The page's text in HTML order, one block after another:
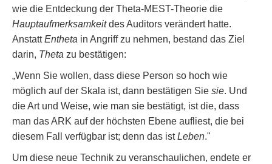
wie die Entdeckung der Theta-MEST-Theorie die
Hauptaufmerksamkeitdes Auditors verändert hatte.
AnstattEntheta in Angriff zu nehmen, bestand das Ziel
darin, Theta zu bestätigen:
„Wenn Sie wollen, dass diese Person so hoch wie
möglich auf der Skala ist, dann bestätigen Sie sie. Und
die Art und Weise, wie man sie bestätigt, ist die, dass
man das ARK auf der höchsten Ebene aufliest, die bei
diesem Fall verfügbar ist; denn das istLeben."
Um diese neue Technik zu veranschaulichen, endete er